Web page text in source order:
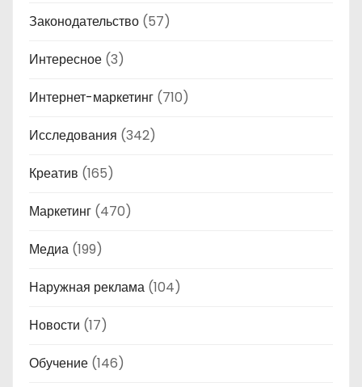
Законодательство (57)
Интересное (3)
Интернет-маркетинг (710)
Исследования (342)
Креатив (165)
Маркетинг (470)
Медиа (199)
Наружная реклама (104)
Новости (17)
Обучение (146)